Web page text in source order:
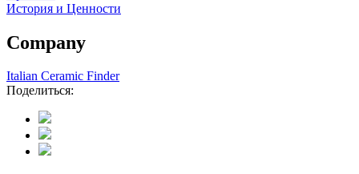
История и Ценности
Company
Italian Ceramic Finder
Поделиться: